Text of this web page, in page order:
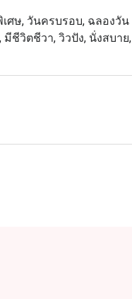
ศษ, วันครบรอบ, ฉลองวัน
ชีวิตชีวา, วิวปัง, นั่งสบาย,